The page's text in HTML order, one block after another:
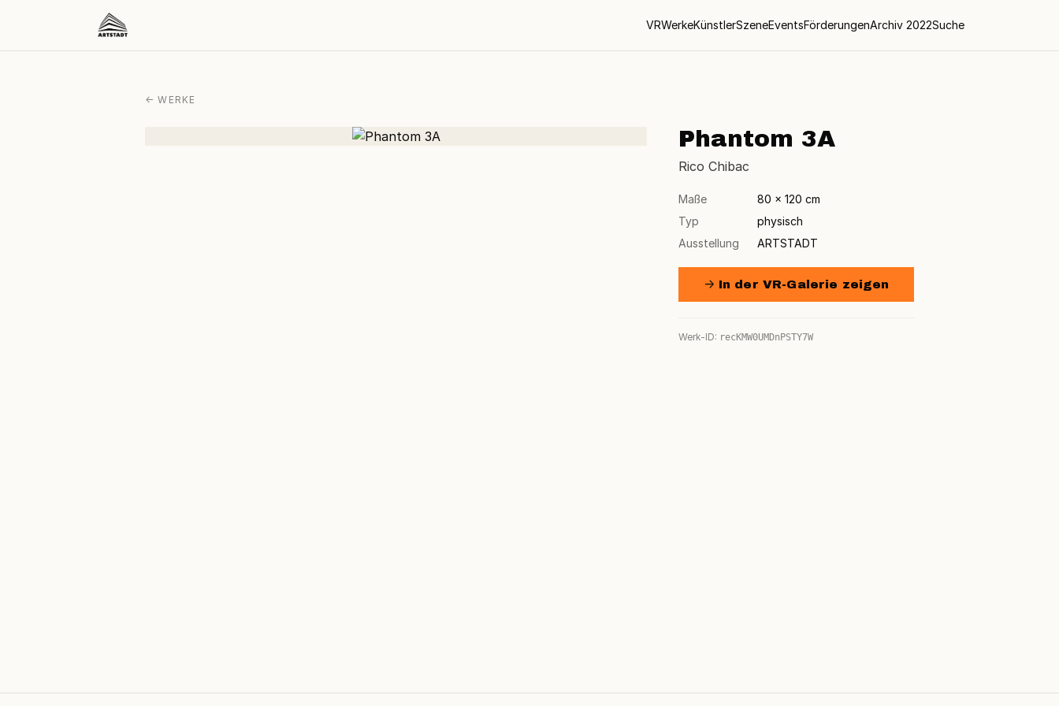
VRWerkeKünstlerSzeneEventsFörderungenArchiv 2022Suche
← WERKE
Phantom 3A
Rico Chibac
Maße
80 × 120 cm
Typ
physisch
Ausstellung
ARTSTADT
→ In der VR-Galerie zeigen
Werk-ID: recKMW0UMDnPSTY7W